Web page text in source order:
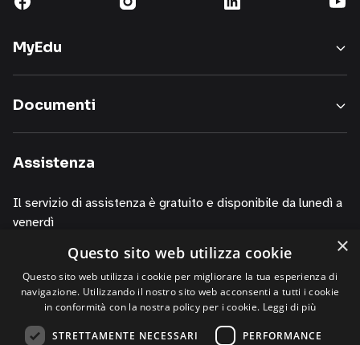
comunicazioni
inerenti
i
servizi,
informazioni
corsi
nostra
società,
presentazioni
iniziative
P.R.,
MyEdu
Documenti
Assistenza
Il servizio di assistenza è gratuito e disponibile da lunedì a
venerdì
dalle 10.00 alle 13.00
dalle 14.00 alle 19.00
contattando i numeri
+39 02 30076303
×
Questo sito web utilizza cookie
Questo sito web utilizza i cookie per migliorare la tua esperienza di
navigazione. Utilizzando il nostro sito web acconsenti a tutti i cookie
in conformità con la nostra policy per i cookie. Leggi di più
STRETTAMENTE NECESSARI PERFORMANCE